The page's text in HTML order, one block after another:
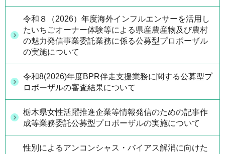
令和８（2026）年度海外インフルエンサーを活用し
たいちごオーナー体験等による県産農産物及び農村
の魅力発信事業委託業務に係る公募型プロポーザル
の実施について
令和8(2026)年度BPR伴走支援業務に関する公募型プ
ロポーザルの審査結果について
栃木県女性活躍推進企業等情報発信のための記事作
成等業務委託公募型プロポーザルの実施について
性別によるアンコンシャス・バイアス解消に向けた